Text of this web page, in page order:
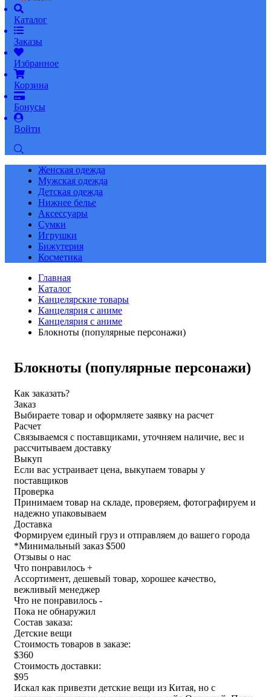
Каталог
Заказы
Избранное
Корзина
Бонусы
Войти
Женская одежда
Мужская одежда
Детская одежда
Нижнее белье
Аксессуары
Сумки
Игрушки
Бижутерия
Косметика
Главная
Каталог
Канцелярские товары
Канцелярия с аниме
Канцелярия с аниме
Блокноты (популярные персонажи)
Блокноты (популярные персонажи)
Как заказать?
Заказ
Выбираете товар и оформляете заявку на расчет
Расчет
Связываемся с поставщиками, уточняем наличие, вес и
рассчитываем доставку
Выкуп
Если вас устраивает цена, выкупаем товары у
поставщиков
Проверка
Принимаем товар на складе, проверяем, фотографируем и
надежно упаковываем
Доставка
Формируем единый груз и отправляем до вашего города
*Минимальный заказ $500
Отзывы о нас
Что понравилось +
Ассортимент, дешевый товар, хорошее качество,
вежливый менеджер
Что не понравилось -
Пока не обнаружил
Состав заказа:
Детские вещи
Стоимость товаров в заказе:
$360
Стоимость доставки:
$95
Искал как привезти детские вещи из Китая, но с